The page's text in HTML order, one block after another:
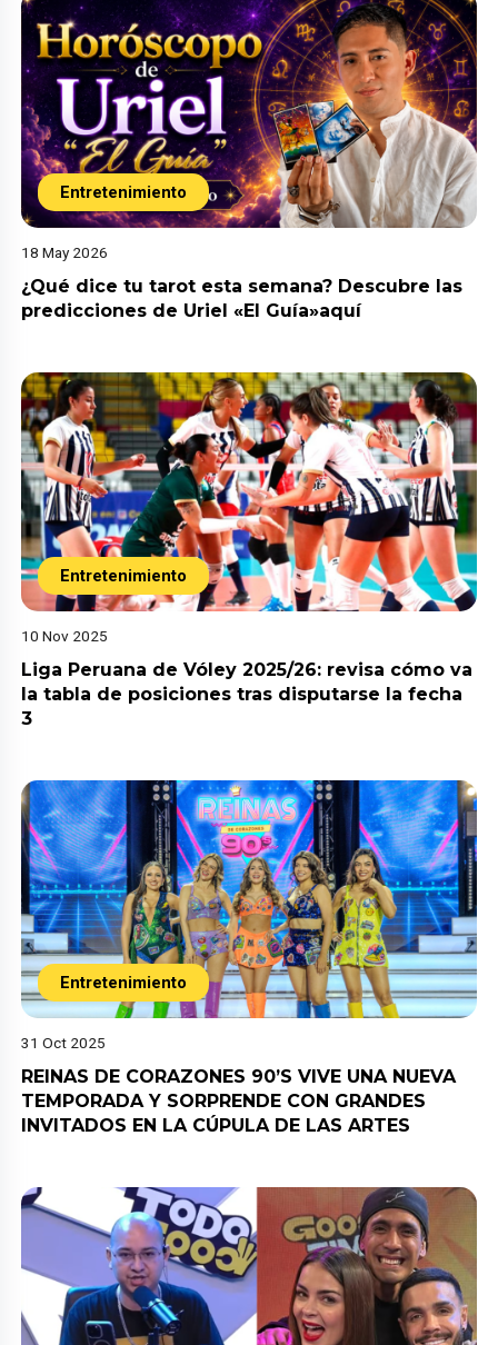
Entretenimiento
18 May 2026
¿Qué dice tu tarot esta semana? Descubre las
predicciones de Uriel «El Guía»aquí
Entretenimiento
10 Nov 2025
Liga Peruana de Vóley 2025/26: revisa cómo va
la tabla de posiciones tras disputarse la fecha
3
Entretenimiento
31 Oct 2025
REINAS DE CORAZONES 90’S VIVE UNA NUEVA
TEMPORADA Y SORPRENDE CON GRANDES
INVITADOS EN LA CÚPULA DE LAS ARTES